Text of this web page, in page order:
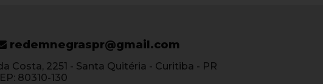
redemnegraspr@gmail.com
Costa, 2251 - Santa Quitéria - Curitiba - PR
80310-130